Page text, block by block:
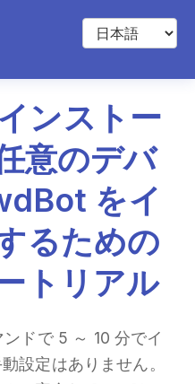
ンストー
意のデバ
をイ
るための
トリアル
ドで 5 ～ 10 分でイ
設定はありません。